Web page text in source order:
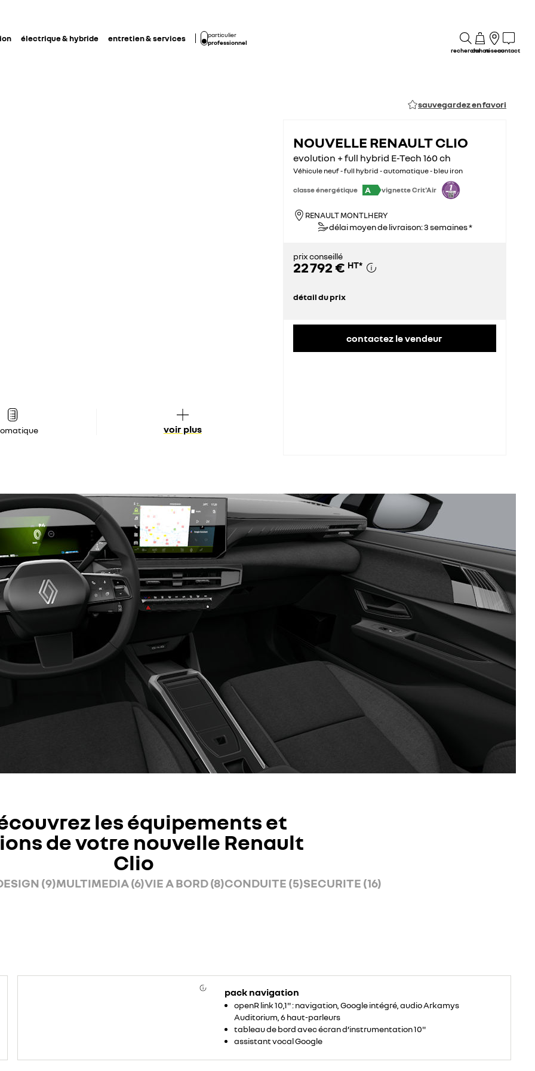
électrique & hybride entretien & services
particulier
professionnel
rechercheachatréseaucontact
sauvegardez en favori
voir plus
NOUVELLE RENAULT CLIO
evolution + full hybrid E-Tech 160 ch
Véhicule neuf - full hybrid - automatique - bleu iron
classe énergétique A vignette Crit'Air
RENAULT MONTLHERY
délai moyen de livraison: 3 semaines *
prix conseillé
22 792 € HT*
détail du prix
contactez le vendeur
les équipements et
de votre nouvelle Renault
Clio
(9)MULTIMEDIA (6)VIE A BORD (8)CONDUITE (5)SECURITE (16)
pack navigation
openR link 10,1'' : navigation, Google intégré, audio Arkamys
Auditorium, 6 haut-parleurs
tableau de bord avec écran d’instrumentation 10''
assistant vocal Google